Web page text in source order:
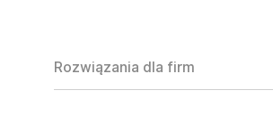
Rozwiązania dla firm